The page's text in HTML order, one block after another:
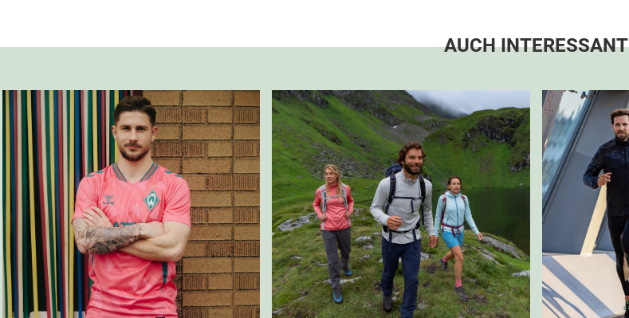
AUCH INTERESSANT